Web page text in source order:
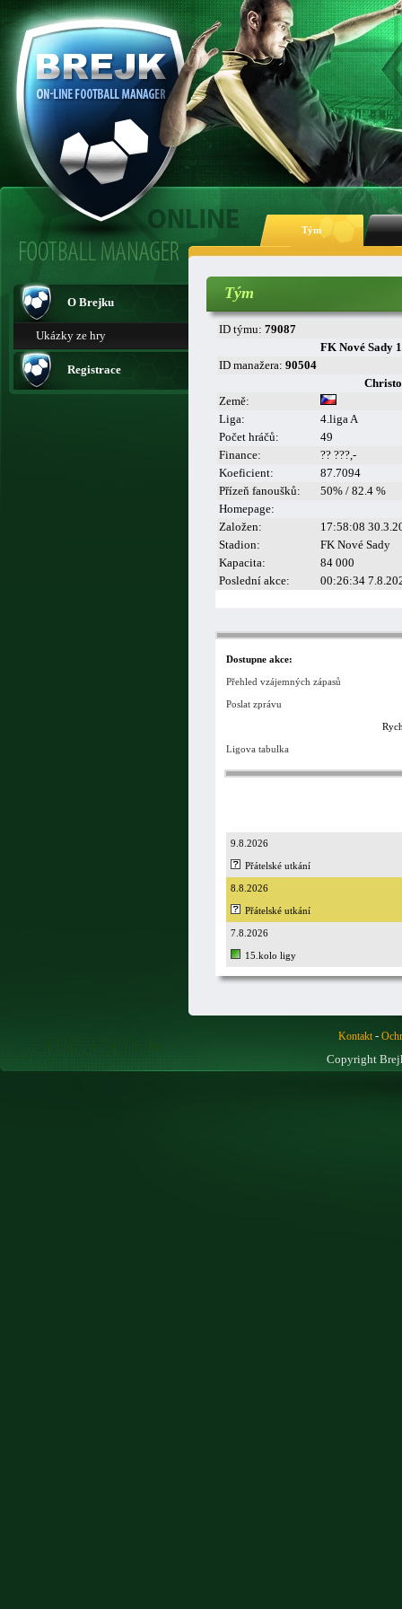
Tým
O Brejku
Ukázky ze hry
Registrace
Tým
ID týmu: 79087
FK Nové Sady
ID manažera: 90504
Země:
Liga:
4.liga A
Počet hráčů:
49
Finance:
?? ???,-
Koeficient:
87.7094
Přízeň fanoušků:
50% / 82.4 %
Homepage:
Založen:
17:58:08
Stadion:
FK Nové Sady
Kapacita:
84 000
Poslední akce:
00:26:34
Dostupne akce:
Přehled vzájemných zápasů
Poslat zprávu
Ligova tabulka
9.8.2026
Přátelské utkání
8.8.2026
Přátelské utkání
7.8.2026
15.kolo ligy
Kontakt-
Copyright